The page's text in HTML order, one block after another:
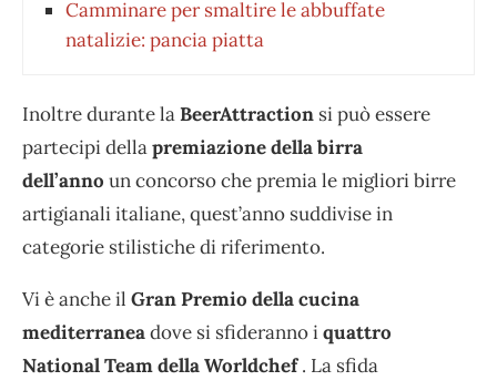
Camminare per smaltire le abbuffate
natalizie: pancia piatta
Inoltre durante laBeerAttraction si può essere
partecipi dellapremiazione della birra
dell’anno un concorso che premia le migliori birre
artigianali italiane, quest’anno suddivise in
categorie stilistiche di riferimento.
Vi è anche il Gran Premio della cucina
mediterraneadove si sfideranno iquattro
NationalTeam della Worldchef. La sfida